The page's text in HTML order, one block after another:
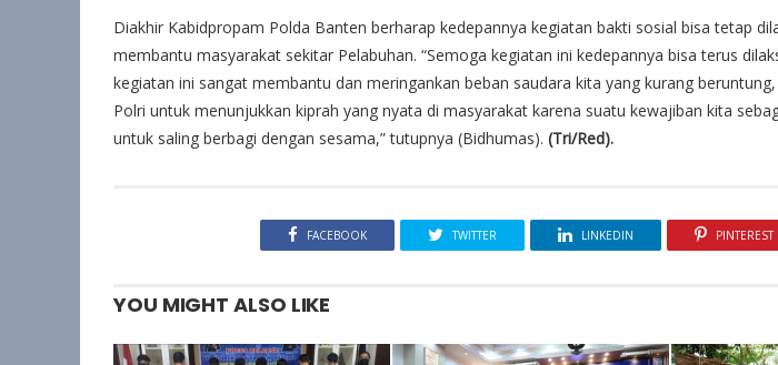
Diakhir Kabidpropam Polda Banten berharap kedepannya kegiatan bakti sosial bisa tetap
membantu masyarakat sekitar Pelabuhan. “Semoga kegiatan ini kedepannya bisa terus
kegiatan ini sangat membantu dan meringankan beban saudara kita yang kurang
Polri untuk menunjukkan kiprah yang nyata di masyarakat karena suatu kewajiban kita
untuk saling berbagi dengan sesama,” tutupnya (Bidhumas). (Tri/Red).
FACEBOOK TWITTER LINKEDIN PINTEREST
YOU MIGHT ALSO LIKE